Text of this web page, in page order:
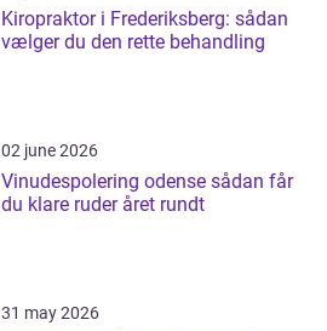
Kiropraktor i Frederiksberg: sådan
vælger du den rette behandling
02 june 2026
Vinudespolering odense sådan får
du klare ruder året rundt
31 may 2026